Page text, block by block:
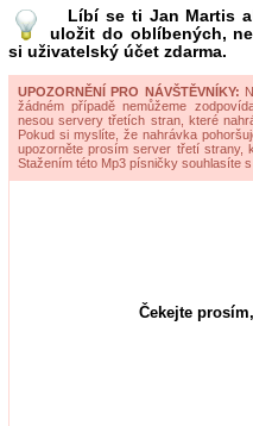
Líbí se ti Jan Martis
uložit do oblíbených,
si uživatelský účet zdarma.
UPOZORNĚNÍ PRO NÁVŠTĚVNÍKY:
žádném případě nemůžeme
nesou servery třetích stran, které
Pokud si myslíte, že nahrávka
upozorněte prosím server třetí strany,
Stažením této Mp3 písničky souhlasíte
Čekejte